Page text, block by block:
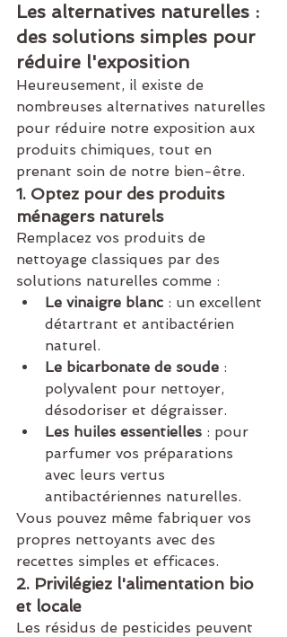
Les alternatives naturelles :
des solutions simples pour
réduire l'exposition
Heureusement, il existe de
nombreuses alternatives naturelles
pour réduire notre exposition aux
produits chimiques, tout en
prenant soin de notre bien-être.
1. Optez pour des produits
ménagers naturels
Remplacez vos produits de
nettoyage classiques par des
solutions naturelles comme :
Le vinaigre blanc : un excellent
détartrant et antibactérien
naturel.
Le bicarbonate de soude :
polyvalent pour nettoyer,
désodoriser et dégraisser.
Les huiles essentielles : pour
parfumer vos préparations
avec leurs vertus
antibactériennes naturelles.
Vous pouvez même fabriquer vos
propres nettoyants avec des
recettes simples et efficaces.
2. Privilégiez l'alimentation bio
et locale
Les résidus de pesticides peuvent